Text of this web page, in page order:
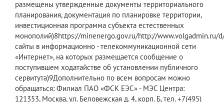
размещены утвержденные документы территориального
планирования, документация по планировке территории,
инвестиционная программа субъекта естественных
монополий)8https://minenergo.gov.ru/http://www.volgadmin.ru/
сайты в информационно - телекоммуникационной сети
«Интернет», на которых размещается сообщение о
поступившем ходатайстве об установлении публичного
сервитута)9Дополнительно по всем вопросам можно
обращаться: Филиал ПАО «ФСК ЕЭС» - МЭС Центра:
121353, Москва, ул. Беловежская д. 4, корп. Б, тел. +7(495)